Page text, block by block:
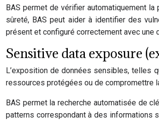
BAS permet de vérifier automatiquement
sûreté, BAS peut aider à identifier des
présent et configuré correctement avec une
Sensitive data exposure
L’exposition de données sensibles, telles
ressources protégées ou de compromettre
BAS permet la recherche automatisée de
patterns correspondant à des informations